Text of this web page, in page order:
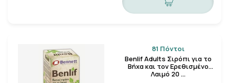
81 Πόντοι
Benlif Adults Σιρόπι για το
Βήχα και τον Ερεθισμένο
Λαιμό 20 …